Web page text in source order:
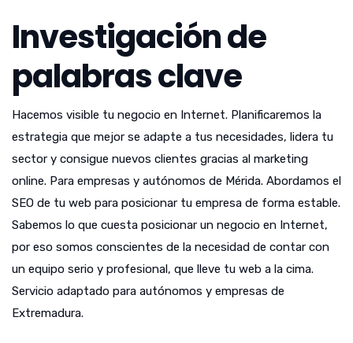
Investigación de
palabras clave
Hacemos visible tu negocio en Internet. Planificaremos la
estrategia que mejor se adapte a tus necesidades, lidera tu
sector y consigue nuevos clientes gracias al marketing
online. Para empresas y autónomos de Mérida. Abordamos el
SEO de tu web para posicionar tu empresa de forma estable.
Sabemos lo que cuesta posicionar un negocio en Internet,
por eso somos conscientes de la necesidad de contar con
un equipo serio y profesional, que lleve tu web a la cima.
Servicio adaptado para autónomos y empresas de
Extremadura.